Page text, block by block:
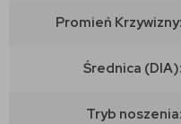
Promień Krzywizny:
Średnica (DIA):
Tryb noszenia: